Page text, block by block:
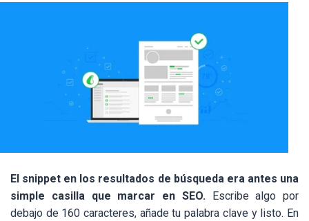
El snippet en los resultados de búsqueda era antes una
simple casilla que marcar en SEO.Escribe algo por
debajo de 160 caracteres, añade tu palabra clave y listo. En